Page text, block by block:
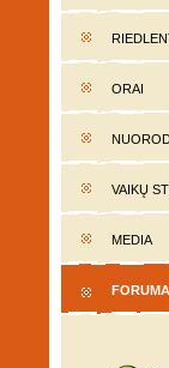
ORAI
VAIKŲ
MEDIA